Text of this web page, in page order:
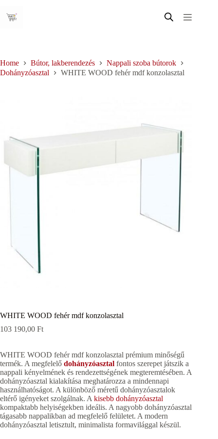
content
Home Bútor, lakberendezés
Nappali szoba bútorok
Dohányzóasztal
WHITE WOOD fehér mdf konzolasztal
WHITE WOOD fehér mdf konzolasztal
103 190,00 Ft
WHITE WOOD fehér mdf konzolasztal prémium minőségű
termék. A megfelelő dohányzóasztal fontos szerepet játszik a
nappali kényelmének és rendezettségének megteremtésében. A
dohányzóasztal kialakítása meghatározza a mindennapi
használhatóságot. A különböző méretű dohányzóasztalok
eltérő igényeket szolgálnak. A kisebb dohányzóasztal
kompaktabb helyiségekben ideális. A nagyobb dohányzóasztal
tágasabb nappalikban ad megfelelő felületet. A modern
dohányzóasztal letisztult, minimalista formavilággal készül.